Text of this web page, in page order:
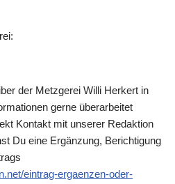
der Metzgerei Willi Herkert in
gerne überarbeitet
Kontakt mit unserer Redaktion
Du eine Ergänzung, Berichtigung
eintrag-ergaenzen-oder-